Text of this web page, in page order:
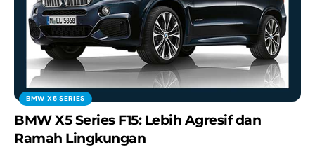
BMW X5 SERIES
BMW X5 Series F15: Lebih Agresif dan
Ramah Lingkungan